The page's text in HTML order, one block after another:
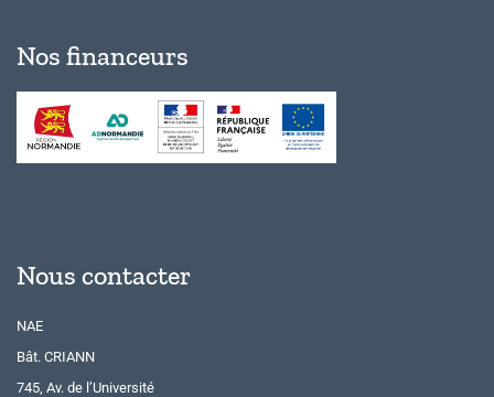
Nos financeurs
Nous contacter
NAE
Bât. CRIANN
745, Av. de l’Université